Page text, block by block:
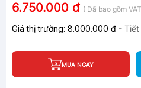
6.750.000 đ ( Đã bao gồm
Giá thị trường: 8.000.000 đ - Tiết
MUA NGAY